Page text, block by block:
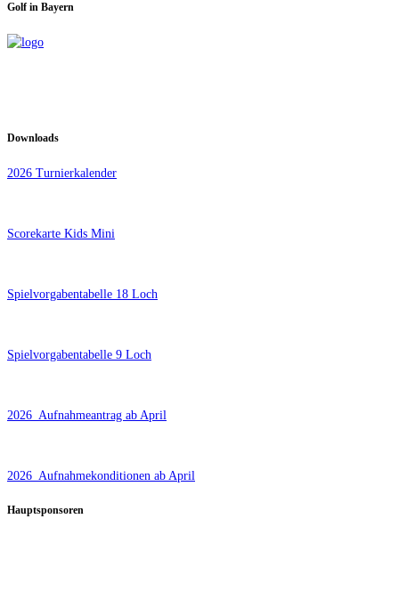
Golf in Bayern
Downloads
2026 Turnierkalender
Scorekarte Kids Mini
Spielvorgabentabelle 18 Loch
Spielvorgabentabelle 9 Loch
2026_Aufnahmeantrag ab April
2026_Aufnahmekonditionen ab April
Hauptsponsoren